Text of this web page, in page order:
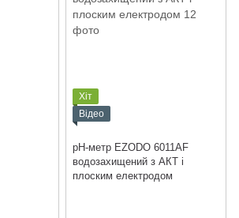
Хіт
Відео
рН-метр EZODO 6011AF
водозахищений з АКТ і
плоским електродом